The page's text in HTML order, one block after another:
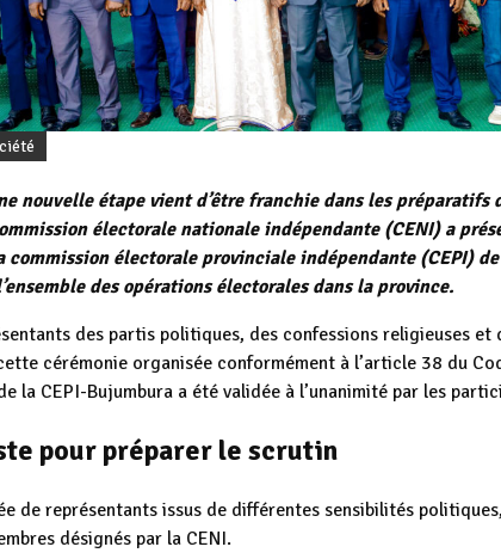
nouvelle étape vient d’être franchie dans les préparatifs
électorale nationale indépendante (CENI) a
commission électorale provinciale indépendante (CEPI)
des opérations électorales dans la province.
des partis politiques, des confessions religieuses
cérémonie organisée conformément à l’article 38 du
la CEPI-Bujumbura a été validée à l’unanimité par les
pour préparer le scrutin
de représentants issus de différentes sensibilités
désignés par la CENI.